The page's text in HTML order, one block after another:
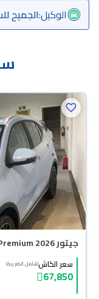
الوكيل:الجميح
جيتور X50 Premium 2026
سعر الكاش(شامل الضريبة)
67,850